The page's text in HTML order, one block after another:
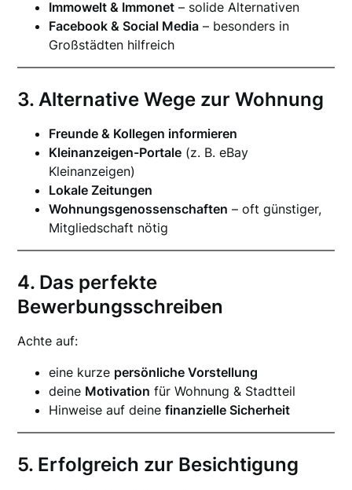
Immowelt & Immonet – solide Alternativen
Facebook & Social Media – besonders in
Großstädten hilfreich
3. Alternative Wege zur Wohnung
Freunde & Kollegen informieren
Kleinanzeigen-Portale (z. B. eBay
Kleinanzeigen)
Lokale Zeitungen
Wohnungsgenossenschaften – oft günstiger,
Mitgliedschaft nötig
4. Das perfekte
Bewerbungsschreiben
Achte auf:
eine kurze persönliche Vorstellung
deine Motivation für Wohnung & Stadtteil
Hinweise auf deinefinanzielle Sicherheit
5. Erfolgreich zur Besichtigung